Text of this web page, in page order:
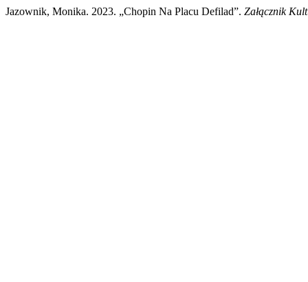
Jazownik, Monika. 2023. „Chopin Na Placu Defilad”. Załącznik